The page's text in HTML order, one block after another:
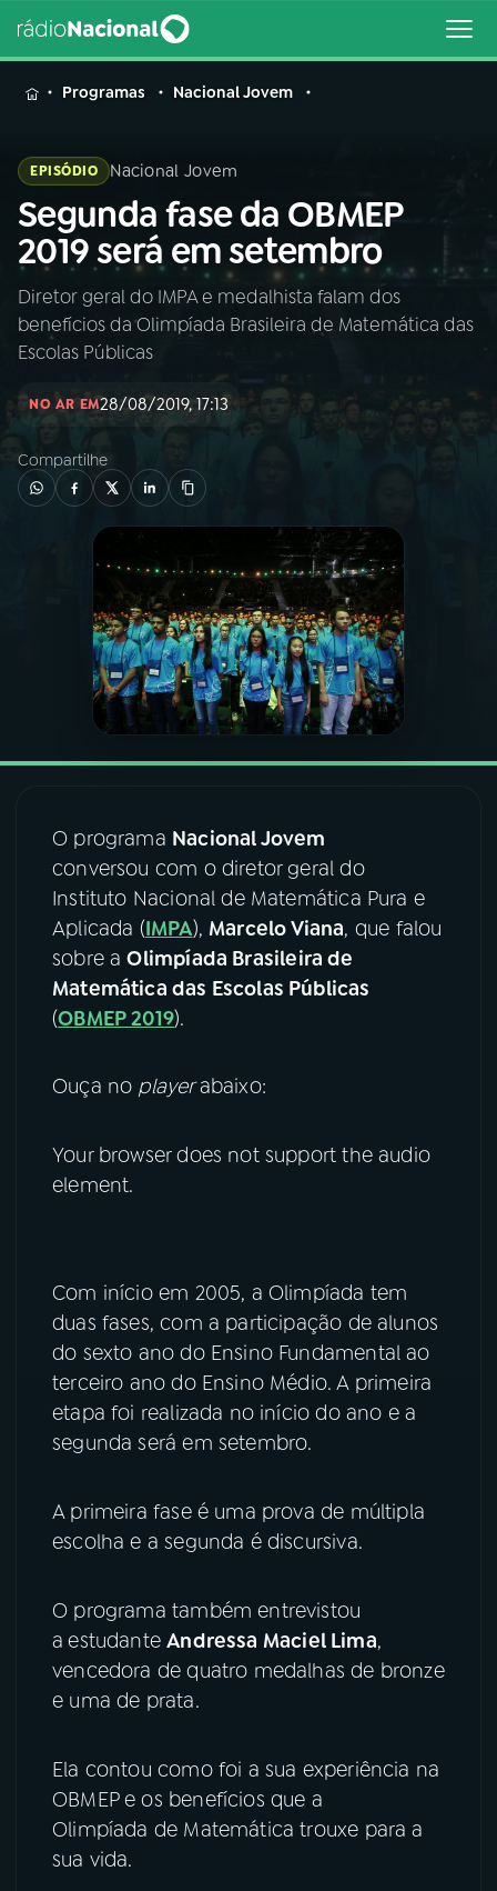
MENU
Buscar
na
Rádio
Nacional
Buscar
AO VIVO
01INÍCIO
02A RÁDIO
PROGRAMAS
PODCASTS
06VIDEOCASTS
07ÚLTIMAS
08FESTIVAL DE MÚSICA
ACOMPANHE A RÁDIO NACIONAL
Instagram
TikTok
Programas Nacional Jovem
EPISÓDIO Nacional Jovem
Segunda fase da OBMEP
2019 será em setembro
Diretor geral do IMPA e medalhista falam dos
benefícios da Olimpíada Brasileira de Matemática das
Escolas Públicas
NO AR EM28/08/2019, 17:13
Compartilhe
O programa Nacional Jovem
conversou com o diretor geral do
Instituto Nacional de Matemática Pura e
Aplicada (IMPA), Marcelo Viana, que falou
sobre aOlimpíada Brasileira de
Matemática das Escolas Públicas
(OBMEP 2019).
Ouça no playerabaixo:
Your browser does not support the audio
element.
Com início em 2005, a Olimpíada tem
duas fases, com a participação de alunos
do sexto ano do Ensino Fundamental ao
terceiro ano do Ensino Médio. A primeira
etapa foi realizada no início do ano e a
segunda será em setembro.
A primeira fase é uma prova de múltipla
escolha e a segunda é discursiva.
O programa também entrevistou
a estudanteAndressa Maciel Lima,
vencedora de quatro medalhas de bronze
e uma de prata.
Ela contou como foi a sua experiência na
OBMEP e os benefícios que a
Olimpíada de Matemática trouxe para a
sua vida.